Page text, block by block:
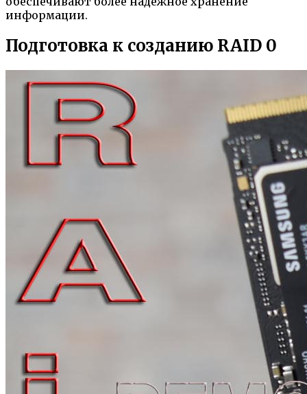
информации.
Подготовка к созданию RAID 0